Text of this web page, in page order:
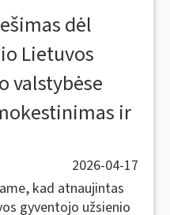
dėl
Lietuvos
valstybėse
ir
2026-04-17
kad atnaujintas
gyventojo užsienio